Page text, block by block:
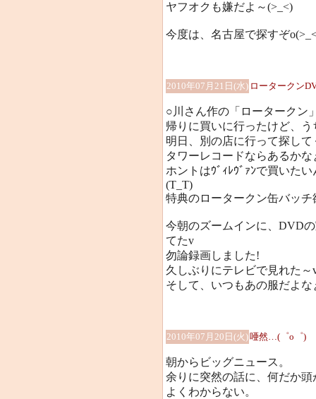
ヤフオクも嫌だよ～(>_<)
今度は、名古屋で探すぞ
2010年07月21日(水) ロータークン
○川さん作の「ロータークン
帰りに買いに行ったけど、
明日、別の店に行って探して
タワーレコードならあるかな
ホントはｳﾞｨﾚｳﾞｧﾝで買いた
(T_T)
特典のロータークン缶バッチ
今朝のズームインに、DVD
てたv
勿論録画しました!
久しぶりにテレビで見れた～
そして、いつもあの服だよな
2010年07月20日(火)唖然…(゜o゜)
朝からビッグニュース。
余りに突然の話に、何だか頭
よくわからない。